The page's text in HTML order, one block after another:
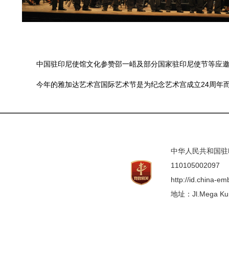
中国驻印尼使馆文化参赞邵一峿及部分国家驻印尼使节等应
今年的雅加达艺术宫国际艺术节是为纪念艺术宫成立24周年
中华人民共和国
110105002097
http://id.china-
地址：Jl.Mega